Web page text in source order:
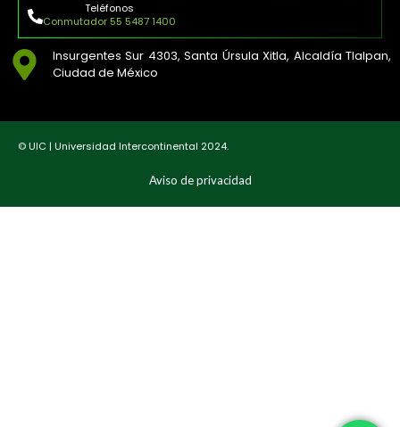
Teléfonos
Conmutador 55 5487 1400
Insurgentes Sur 4303, Santa Úrsula Xitla, Alcaldía Tlalpan,
Ciudad de México
© UIC | Universidad Intercontinental 2024.
Aviso de privacidad